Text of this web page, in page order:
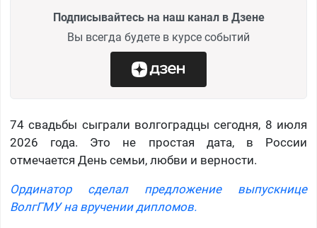
Подписывайтесь на наш канал в Дзене
Вы всегда будете в курсе событий
74 свадьбы сыграли волгоградцы сегодня, 8 июля
2026 года. Это не простая дата, в России
отмечается День семьи, любви и верности.
Ординатор сделал предложение выпускнице
ВолгГМУ на вручении дипломов.